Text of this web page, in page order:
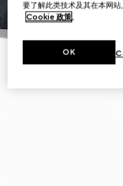
要了解此类技术及其在本网
Cookie 政策。
OK